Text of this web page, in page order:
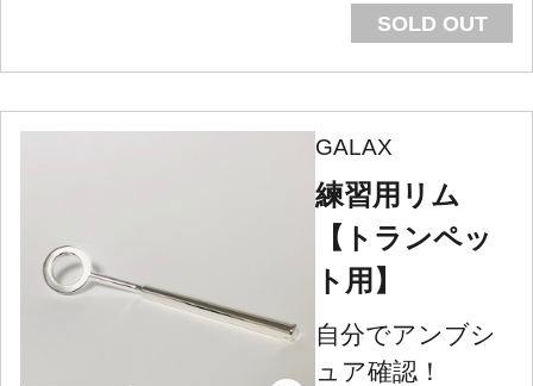
SOLD OUT
GALAX
練習用リム
【トランペッ
ト用】
自分でアンブシ
ュア確認！